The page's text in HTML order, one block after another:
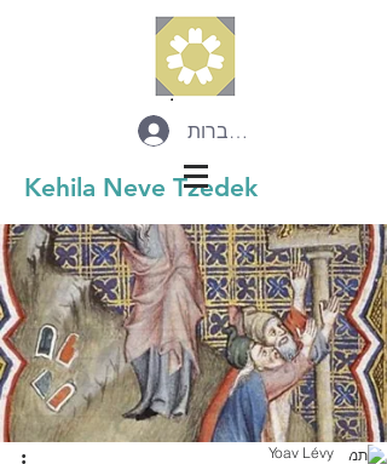
להתחברות
Kehila Neve Tzedek
Yoav Lévy